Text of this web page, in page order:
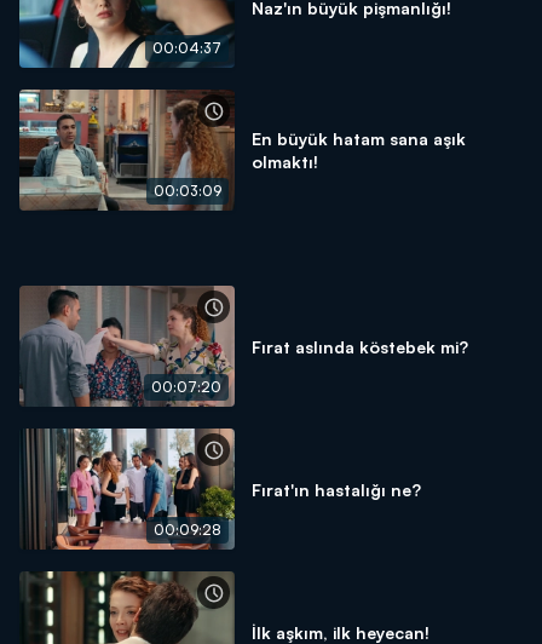
00:04:37
Naz'ın büyük pişmanlığı!
00:03:09
En büyük hatam sana aşık
olmaktı!
00:07:20
Fırat aslında köstebek mi?
00:09:28
Fırat'ın hastalığı ne?
İlk aşkım, ilk heyecan!